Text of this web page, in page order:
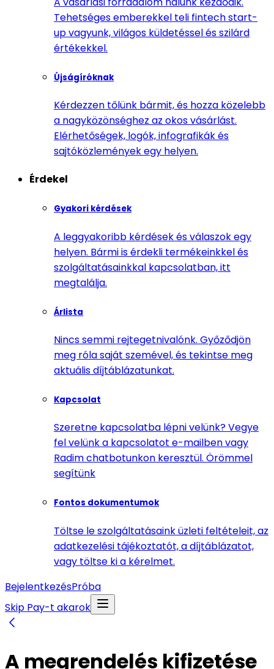
Tehetséges emberekkel teli fintech start-
up vagyunk, világos küldetéssel és szilárd
értékekkel.
Újságíróknak
Kérdezzen tőlünk bármit, és hozza közelebb
a nagyközönséghez az okos vásárlást.
Elérhetőségek, logók, infografikák és
sajtóközlemények egy helyen.
Érdekel
Gyakori kérdések
A leggyakoribb kérdések és válaszok egy
helyen. Bármi is érdekli termékeinkkel és
szolgáltatásainkkal kapcsolatban, itt
megtalálja.
Árlista
Nincs semmi rejtegetnivalónk. Győződjön
meg róla saját szemével, és tekintse meg
aktuális díjtáblázatunkat.
Kapcsolat
Szeretne kapcsolatba lépni velünk? Vegye
fel velünk a kapcsolatot e-mailben vagy
Radim chatbotunkon keresztül. Örömmel
segítünk
Fontos dokumentumok
Töltse le szolgáltatásaink üzleti feltételeit, az
adatkezelési tájékoztatót, a díjtáblázatot,
vagy töltse ki a kérelmet.
BejelentkezésPróba
Skip Pay-t akarok
A megrendelés kifizetése